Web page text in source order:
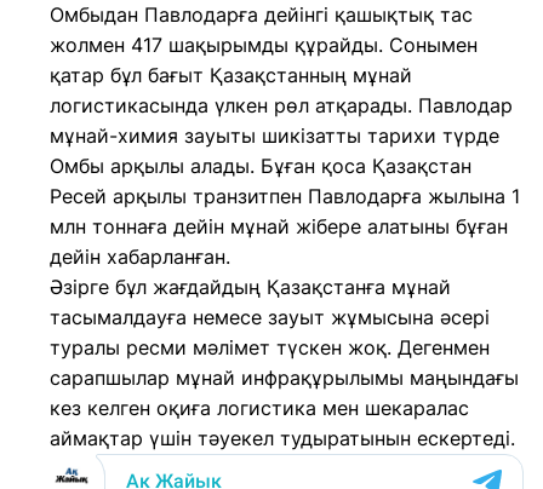
Омбыдан Павлодарға дейінгі қашықтық тас
жолмен 417 шақырымды құрайды. Сонымен
қатар бұл бағыт Қазақстанның мұнай
логистикасында үлкен рөл атқарады. Павлодар
мұнай-химия зауыты шикізатты тарихи түрде
Омбы арқылы алады. Бұған қоса Қазақстан
Ресей арқылы транзитпен Павлодарға жылына 1
млн тоннаға дейін мұнай жібере алатыны бұған
дейін хабарланған.
Әзірге бұл жағдайдың Қазақстанға мұнай
тасымалдауға немесе зауыт жұмысына әсері
туралы ресми мәлімет түскен жоқ. Дегенмен
сарапшылар мұнай инфрақұрылымы маңындағы
кез келген оқиға логистика мен шекаралас
аймақтар үшін тәуекел тудыратынын ескертеді.